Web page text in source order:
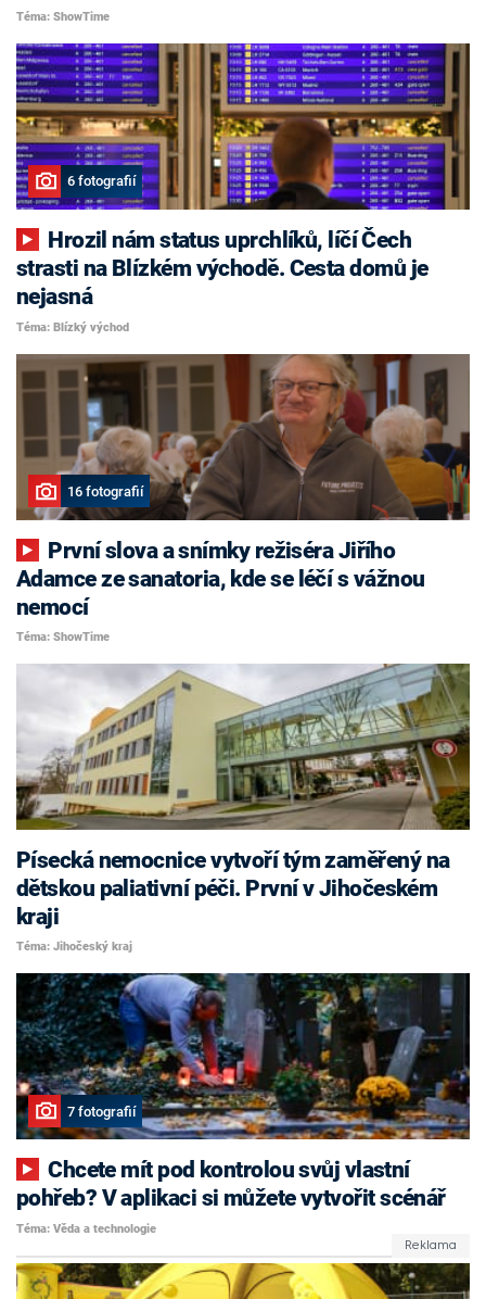
Téma: ShowTime
6 fotografií
strasti na Blízkém východě. Cesta domů je
nejasná
Téma: Blízký východ
16 fotografií
Adamce ze sanatoria, kde se léčí s vážnou
nemocí
Téma: ShowTime
Písecká nemocnice vytvoří tým zaměřený na
dětskou paliativní péči. První v Jihočeském
kraji
Téma: Jihočeský kraj
7 fotografií
Chcete mít pod kontrolou svůj vlastní
pohřeb? V aplikaci si můžete vytvořit scénář
Téma: Věda a technologie